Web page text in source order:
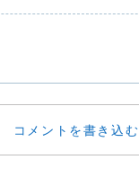
に感謝する日」と
コメントを書き込む